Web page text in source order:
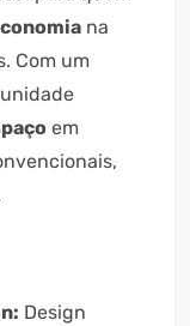
na
Com um
em
Design